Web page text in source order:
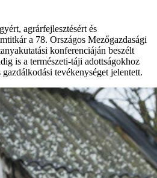
agrárfejlesztésért és
a 78. Országos Mezőgazdasági
konferenciáján beszélt
is a természeti-táji adottságokhoz
tevékenységet jelentett.